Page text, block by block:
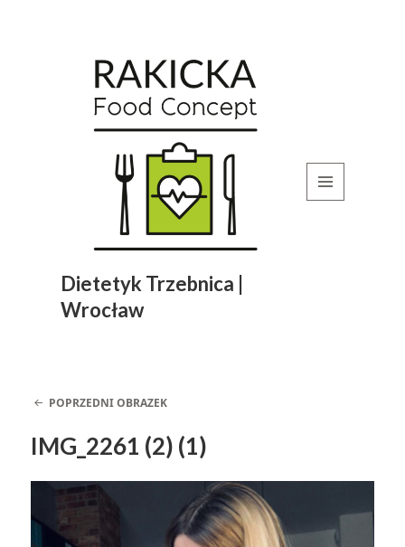
Dietetyk Trzebnica |
Wrocław
POPRZEDNI OBRAZEK
IMG_2261 (2) (1)